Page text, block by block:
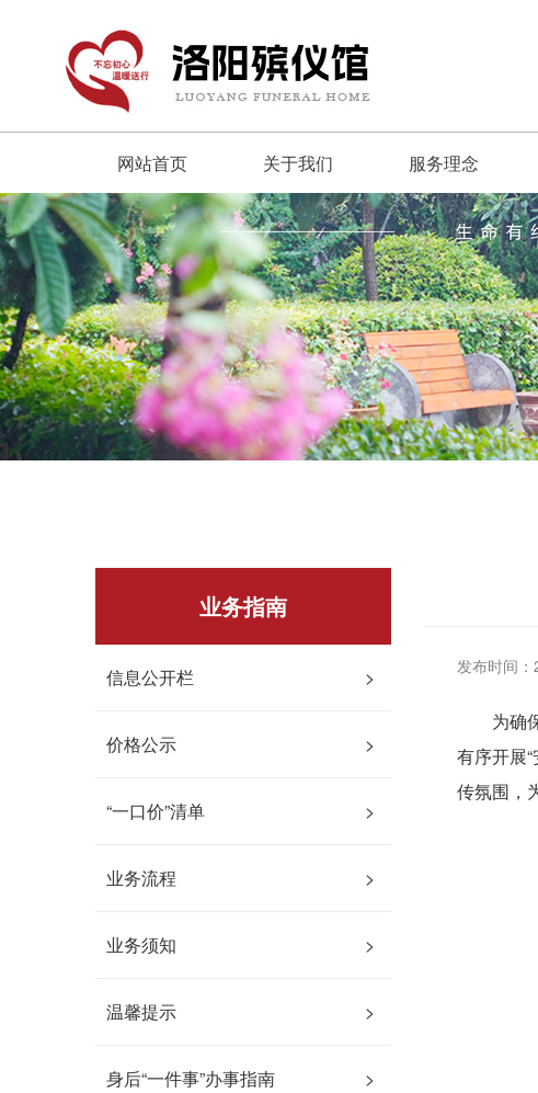
网站首页 关于我们 服务理念
业务指南
>
信息公开栏
>
价格公示
>
“一口价”清单
>
业务流程
>
业务须知
>
温馨提示
>
身后“一件事”办事指南
发布时间
为确保“
有序开展
传氛围，